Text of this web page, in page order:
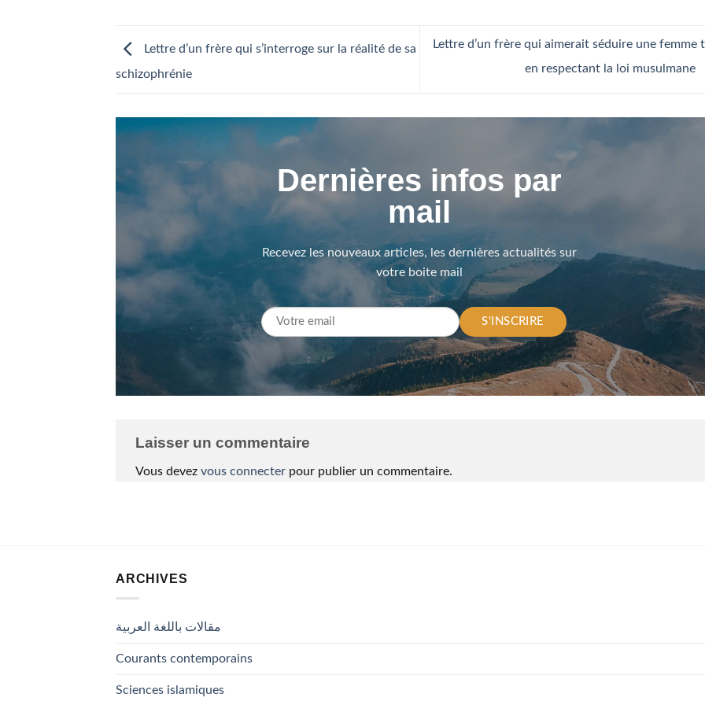
Lettre d’un frère qui s’interroge sur la réalité de sa
schizophrénie
Lettre d’un frère qui aimerait séduire une femme
en respectant la loi musulmane
Dernières infos par
mail
Recevez les nouveaux articles, les dernières actualités sur
votre boite mail
S'INSCRIRE
Laisser un commentaire
Vous devez vous connecter pour publier un commentaire.
ARCHIVES
مقالات باللغة العربية
Courants contemporains
Sciences islamiques